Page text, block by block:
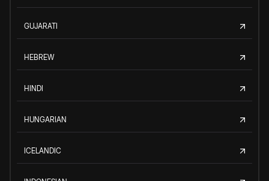
GUJARATI
HEBREW
HINDI
HUNGARIAN
ICELANDIC